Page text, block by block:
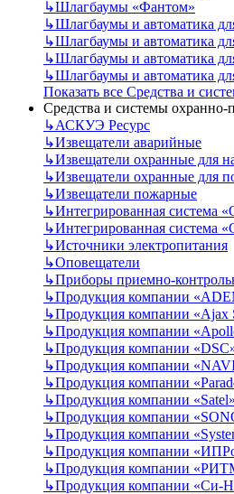
↳Шлагбаумы «Фантом»
↳Шлагбаумы и автоматика
↳Шлагбаумы и автоматика
↳Шлагбаумы и автоматика
↳Шлагбаумы и автоматика
Показать все Средства и
Средства и системы
↳АСКУЭ Ресурс
↳Извещатели аварийные
↳Извещатели охранные для
↳Извещатели охранные для
↳Извещатели пожарные
↳Интегрированная система
↳Интегрированная система
↳Источники электропитания
↳Оповещатели
↳Приборы приемно-
↳Продукция компании
↳Продукция компании «Ajax
↳Продукция компании
↳Продукция компании
↳Продукция компании
↳Продукция компании
↳Продукция компании «Satel»
↳Продукция компании
↳Продукция компании
↳Продукция компании
↳Продукция компании
↳Продукция компании «Си-